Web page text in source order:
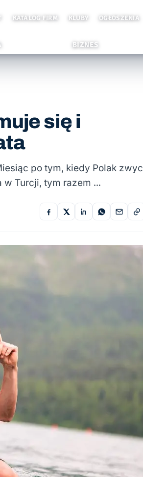
KATALOG FIRM KLUBY OGŁOSZENIA
BIZNES
się i
po tym, kiedy Polak
w Turcji, tym razem …